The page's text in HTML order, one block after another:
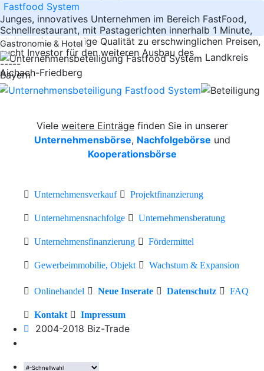
Fastfood System
Junges, innovatives Unternehmen im Bereich FastFood,
Schnellrestaurant, mit Pastagerichten innerhalb 1 Minute,
al dente, hochwertige Qualität zu erschwinglichen Preisen,
sucht Investor für den weiteren Ausbau des
-----
Bayern
Gastronomie & Hotel
Landkreis
Aichach-Friedberg
Viele weitere Einträgefinden Sie in unserer
Unternehmensbörse, Nachfolgebörse und
Kooperationsbörse
Unternehmensverkauf Projektfinanzierung
Unternehmensnachfolge Unternehmensberatung
Unternehmensfinanzierung Fördermittel
Gewerbeimmobilie, Objekt Wachstum & Expansion
Onlinehandel Neue Inserate Datenschutz FAQ
Kontakt Impressum
2004-2018 Biz-Trade